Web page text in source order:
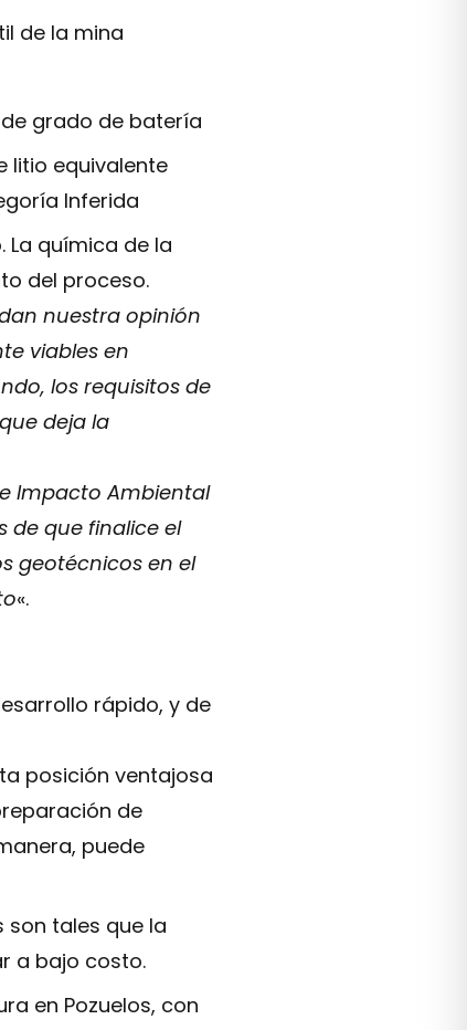
de la mina
grado de batería
litio equivalente
Inferida
química de la
del proceso.
nuestra opinión
viables en
los requisitos de
deja la
Impacto Ambiental
de que finalice el
geotécnicos en el
«.
rápido, y de
posición ventajosa
de
puede
son tales que la
a bajo costo.
en Pozuelos, con